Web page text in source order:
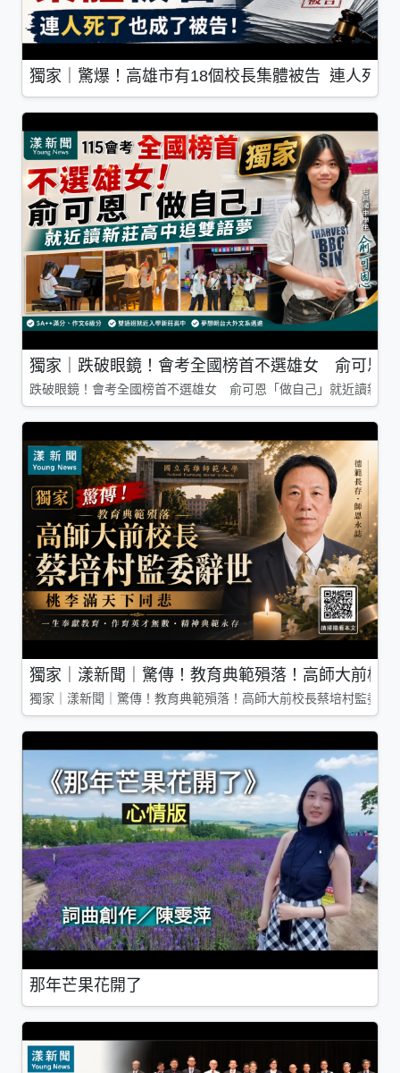
獨家｜驚爆！高雄市有18個校長集體被告 連人死了
獨家｜跌破眼鏡！會考全國榜首不選雄女 俞可恩
跌破眼鏡！會考全國榜首不選雄女 俞可恩「做自己」就近讀新莊
獨家｜漾新聞｜驚傳！教育典範殞落！高師大前校
獨家｜漾新聞｜驚傳！教育典範殞落！高師大前校長蔡培村監委
那年芒果花開了